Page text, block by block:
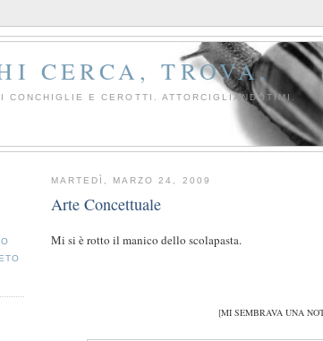
CERCA, TROVA.
CONCHIGLIE E CEROTTI. ATTORCIGLIANDOTIMI.
MARTEDÌ, MARZO 24, 2009
Arte Concettuale
Mi si è rotto il manico dello scolapasta.
[MI SEMBRAVA UNA